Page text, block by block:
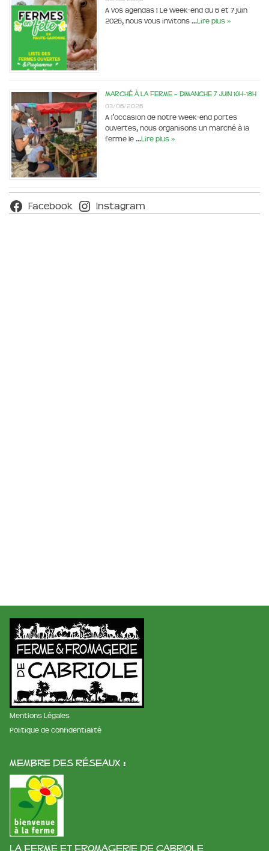
A vos agendas ! Le week-end du 6 et 7 juin
2026, nous vous invitons …Lire plus »
Marché à la ferme – dimanche 7 juin 10h-18h
03/06/2026
A l’occasion de notre week-end portes
ouvertes, nous organisons un marché à la
ferme le …Lire plus »
Facebook Instagram
Mentions Légales
Politique de confidentialité
membre des réseaux :
La ferme et fromagerie de cabriole